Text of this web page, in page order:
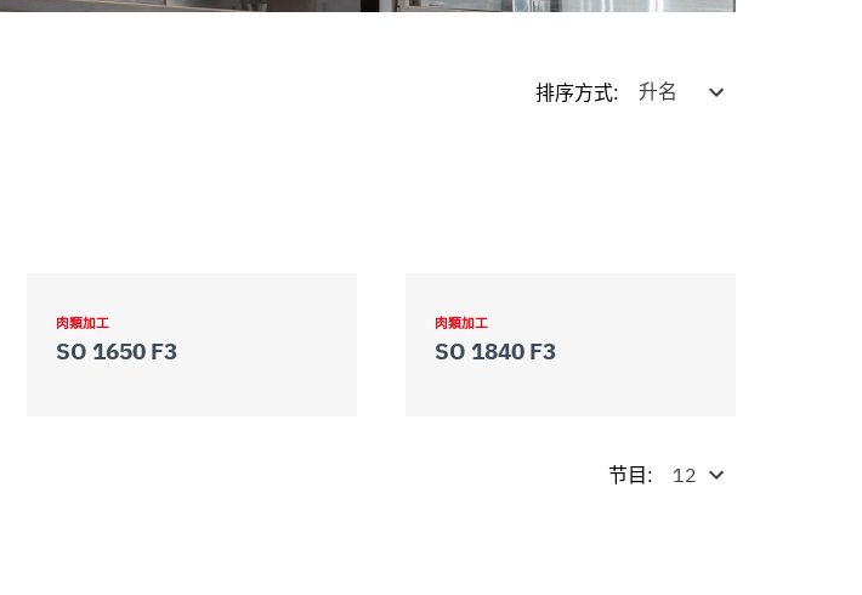
排序方式:
肉類加工
SO 1650 F3
肉類加工
SO 1840 F3
节目: